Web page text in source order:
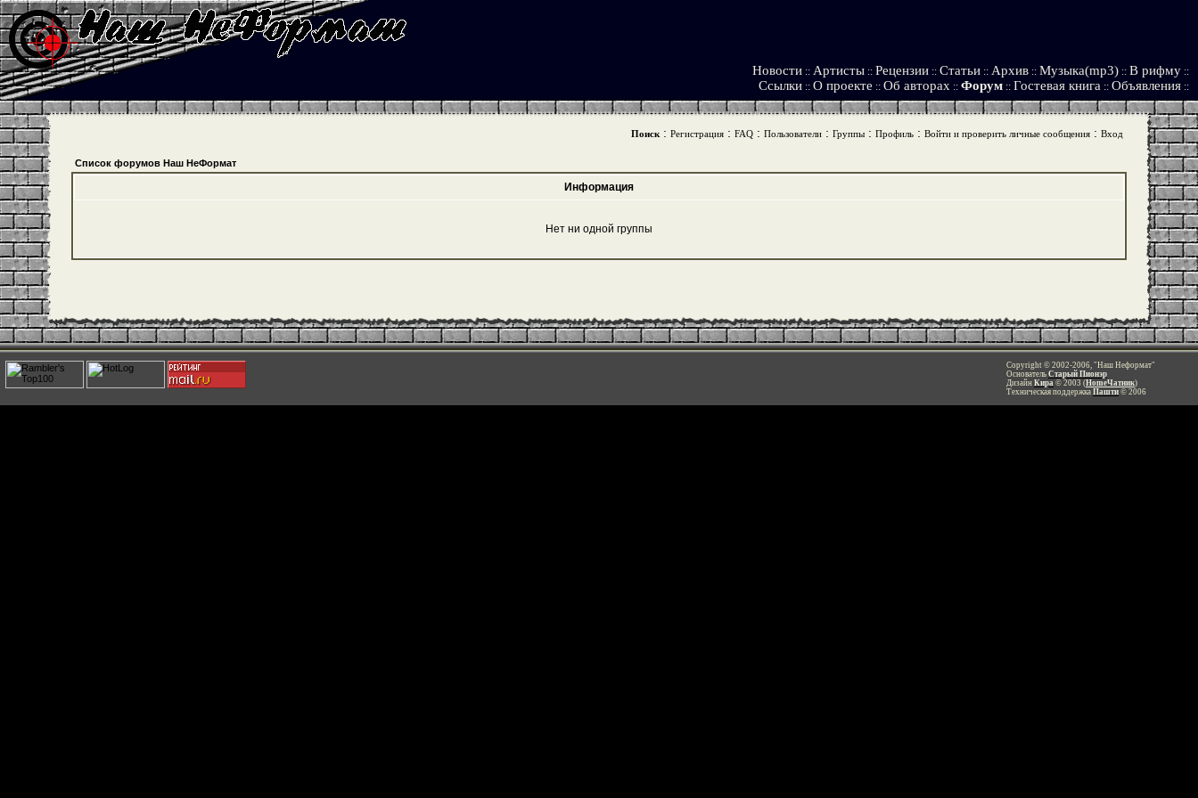
Новости :: Артисты :: Рецензии :: Статьи :: Архив :: Музыка(mp3) :: В рифму ::
Ссылки :: О проекте :: Об авторах :: Форум :: Гостевая книга :: Объявления ::
Поиск: Регистрация: FAQ: Пользователи: Группы: Профиль: Войти и проверить личные сообщения: Вход
Список форумов Наш НеФормат
Информация
Нет ни одной группы
Copyright © 2002-2006, "Наш Неформат"
Основатель Старый Пионэр
Дизайн Кира © 2003 (HomeЧатник)
Техническая поддержка Пашти © 2006